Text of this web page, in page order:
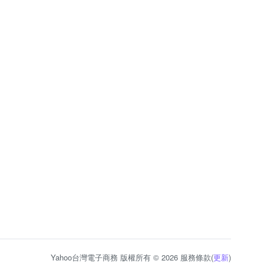
Yahoo台灣電子商務 版權所有 © 2026 服務條款(更新)